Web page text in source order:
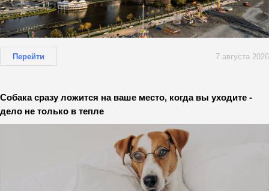
Перейти 7 августа 2026
Собака сразу ложится на ваше место, когда вы уходите -
дело не только в тепле